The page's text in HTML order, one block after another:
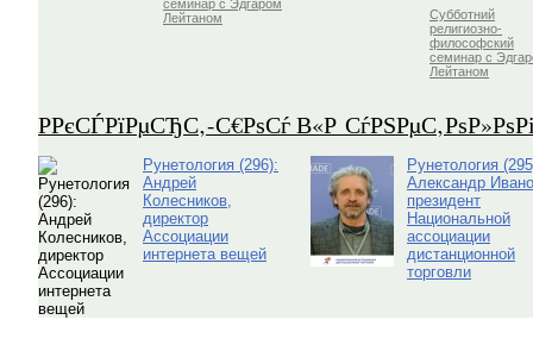
семинар с Эдгаром
Лейтаном
Субботний
религиозно-
философский
семинар с
Лейтаном
Р­РєСЃРїРµСЂС‚-С€РѕСѓ В«Р
Рунетология (296):
Андрей
Колесников,
директор
Ассоциации
интернета вещей
Рунетология
Александр
президент
Национальной
ассоциации
дистанционной
торговли